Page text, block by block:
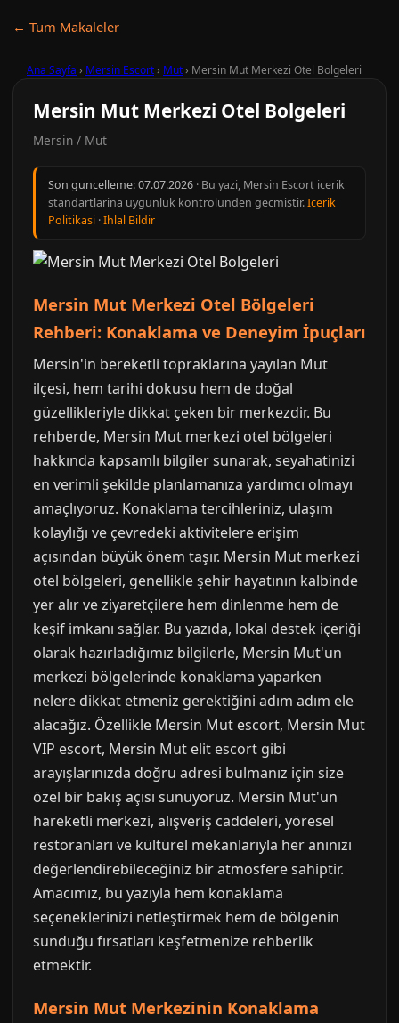
← Tum Makaleler
Ana Sayfa › Mersin Escort› Mut› Mersin Mut Merkezi Otel Bolgeleri
Mersin Mut Merkezi Otel Bolgeleri
Mersin / Mut
Son guncelleme:07.07.2026 · Bu yazi, Mersin Escort icerik
standartlarina uygunluk kontrolunden gecmistir.Icerik
Politikasi ·Ihlal Bildir
Mersin Mut Merkezi Otel Bölgeleri
Rehberi: Konaklama ve Deneyim İpuçları
Mersin'in bereketli topraklarına yayılan Mut
ilçesi, hem tarihi dokusu hem de doğal
güzellikleriyle dikkat çeken bir merkezdir. Bu
rehberde, Mersin Mut merkezi otel bölgeleri
hakkında kapsamlı bilgiler sunarak, seyahatinizi
en verimli şekilde planlamanıza yardımcı olmayı
amaçlıyoruz. Konaklama tercihleriniz, ulaşım
kolaylığı ve çevredeki aktivitelere erişim
açısından büyük önem taşır. Mersin Mut merkezi
otel bölgeleri, genellikle şehir hayatının kalbinde
yer alır ve ziyaretçilere hem dinlenme hem de
keşif imkanı sağlar. Bu yazıda, lokal destek içeriği
olarak hazırladığımız bilgilerle, Mersin Mut'un
merkezi bölgelerinde konaklama yaparken
nelere dikkat etmeniz gerektiğini adım adım ele
alacağız. Özellikle Mersin Mut escort, Mersin Mut
VIP escort, Mersin Mut elit escort gibi
arayışlarınızda doğru adresi bulmanız için size
özel bir bakış açısı sunuyoruz. Mersin Mut'un
hareketli merkezi, alışveriş caddeleri, yöresel
restoranları ve kültürel mekanlarıyla her anınızı
değerlendirebileceğiniz bir atmosfere sahiptir.
Amacımız, bu yazıyla hem konaklama
seçeneklerinizi netleştirmek hem de bölgenin
sunduğu fırsatları keşfetmenize rehberlik
etmektir.
Mersin Mut Merkezinin Konaklama